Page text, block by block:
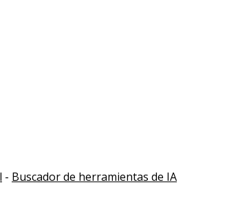
- Buscador de herramientas de IA